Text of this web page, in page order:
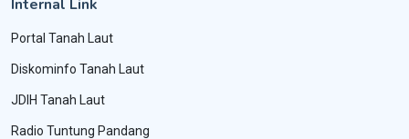
Internal Link
Portal Tanah Laut
Diskominfo Tanah Laut
JDIH Tanah Laut
Radio Tuntung Pandang